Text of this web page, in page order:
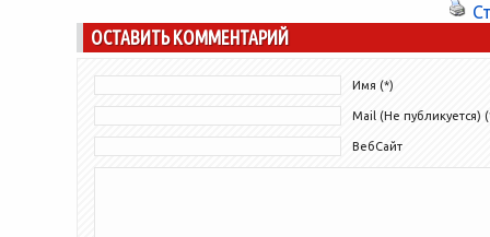
ОСТАВИТЬ КОММЕНТАРИЙ
Имя (*)
Mail (Не публикуется)
ВебСайт